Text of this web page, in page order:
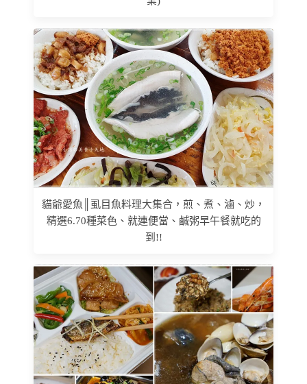
貓爺愛魚║虱目魚料理大集合，煎、煮、滷、炒，
精選6.70種菜色、就連便當、鹹粥早午餐就吃的
到!!